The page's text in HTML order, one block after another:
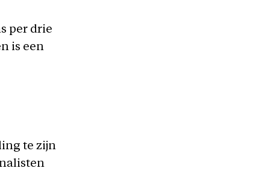
per drie
is een
te zijn